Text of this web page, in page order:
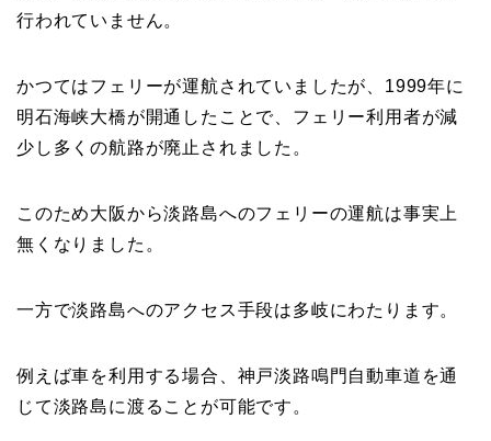
行われていません。
かつてはフェリーが運航されていましたが、1999年に
明石海峡大橋が開通したことで、フェリー利用者が減
少し多くの航路が廃止されました。
このため大阪から淡路島へのフェリーの運航は事実上
無くなりました。
一方で淡路島へのアクセス手段は多岐にわたります。
例えば車を利用する場合、神戸淡路鳴門自動車道を通
じて淡路島に渡ることが可能です。